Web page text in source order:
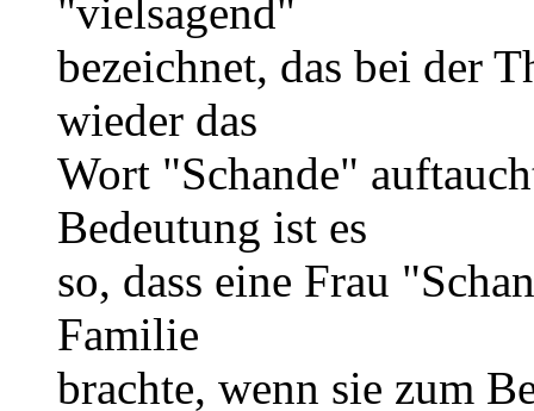
"vielsagend"
bezeichnet, das bei der
wieder das
Wort "Schande"
Bedeutung ist es
so, dass eine Frau
Familie
brachte, wenn sie zum